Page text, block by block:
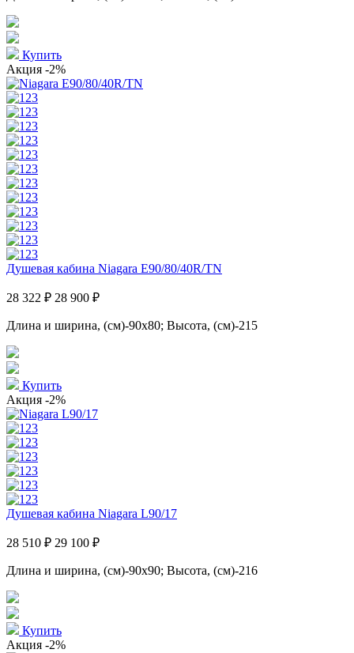
Купить
Акция -2%
Душевая кабина Niagara E90/80/40R/TN
28 322 ₽ 28 900 ₽
Длина и ширина, (см)-90x80; Высота, (см)-215
Купить
Акция -2%
Душевая кабина Niagara L90/17
28 510 ₽ 29 100 ₽
Длина и ширина, (см)-90x90; Высота, (см)-216
Купить
Акция -2%